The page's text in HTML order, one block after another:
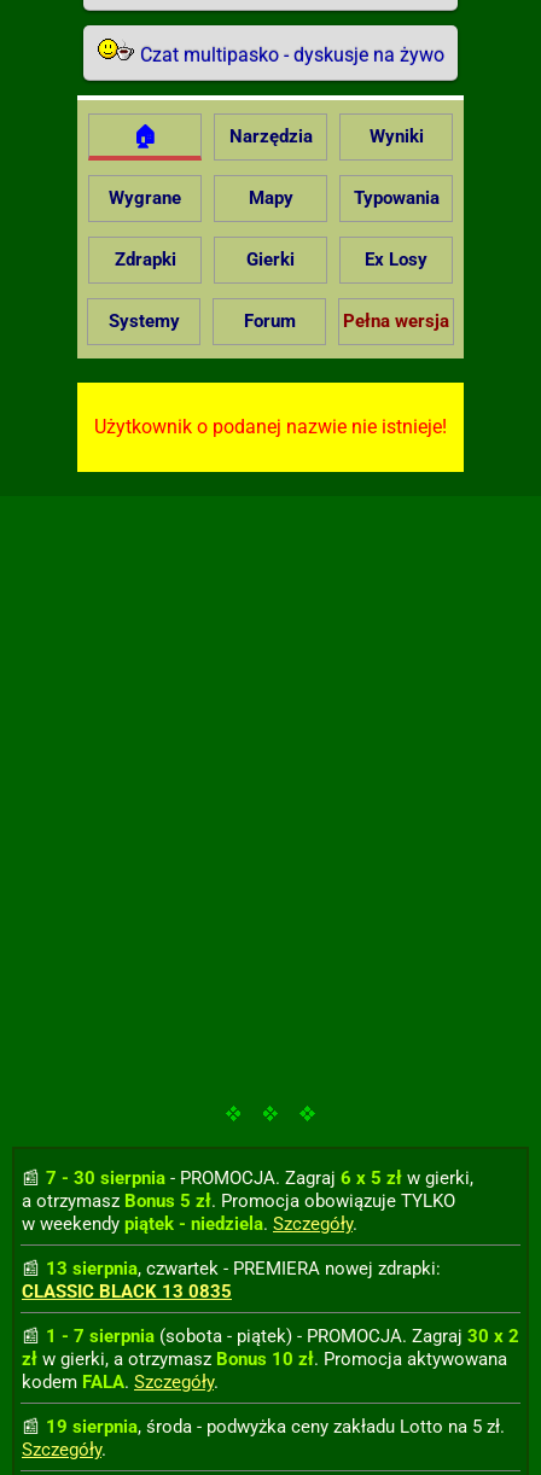
Czat multipasko - dyskusje na żywo
🏠 Narzędzia Wyniki
Wygrane Mapy Typowania
Zdrapki Gierki Ex Losy
Systemy Forum Pełna wersja
Użytkownik o podanej nazwie nie istnieje!
7 - 30 sierpnia - PROMOCJA. Zagraj 6 x 5 zł w gierki,
a otrzymasz Bonus 5 zł. Promocja obowiązuje TYLKO
w weekendy piątek - niedziela. Szczegóły.
13 sierpnia, czwartek - PREMIERA nowej zdrapki:
CLASSIC BLACK 13 0835
1 - 7 sierpnia (sobota - piątek) - PROMOCJA. Zagraj 30 x 2
zł w gierki, a otrzymasz Bonus 10 zł. Promocja aktywowana
kodem FALA. Szczegóły.
19 sierpnia, środa - podwyżka ceny zakładu Lotto na 5 zł.
Szczegóły.